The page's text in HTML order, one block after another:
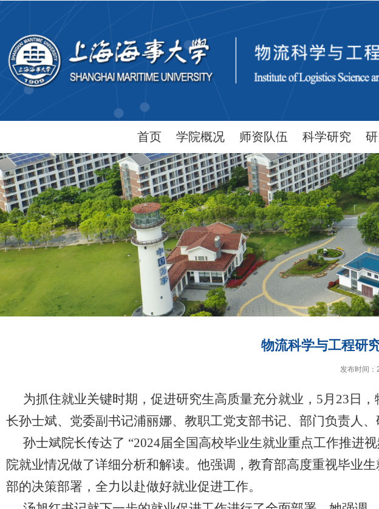
首页 学院概况 师资队伍 科学研究
物流科学与工程研
发布时间
为抓住就业关键时期，促进研究生高质量充分就业，5月23日
长孙士斌、党委副书记浦丽娜、教职工党支部书记、部门负责人
孙士斌院长传达了 “2024届全国高校毕业生就业重点工作推进
院就业情况做了详细分析和解读。他强调，教育部高度重视毕业
部的决策部署，全力以赴做好就业促进工作。